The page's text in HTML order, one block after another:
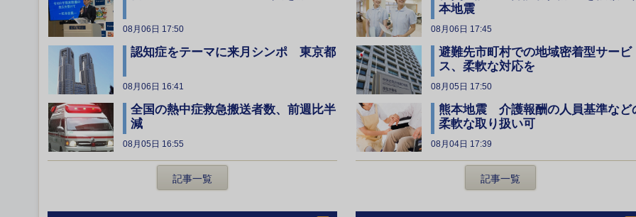
08月06日 17:50
認知症をテーマに来月シンポ 東京都
08月06日 16:41
全国の熱中症救急搬送者数、前週比半
減
08月05日 16:55
記事一覧
本地震
08月06日 17:45
避難先市町村での地域密着型サービ
ス、柔軟な対応を
08月05日 17:50
熊本地震 介護報酬の人員基準など
柔軟な取り扱い可
08月04日 17:39
記事一覧